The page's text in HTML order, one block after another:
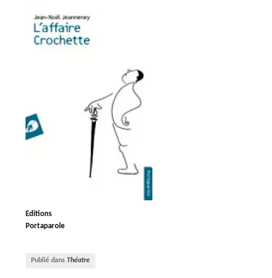
Editions
Portaparole
Publié dansThéatre